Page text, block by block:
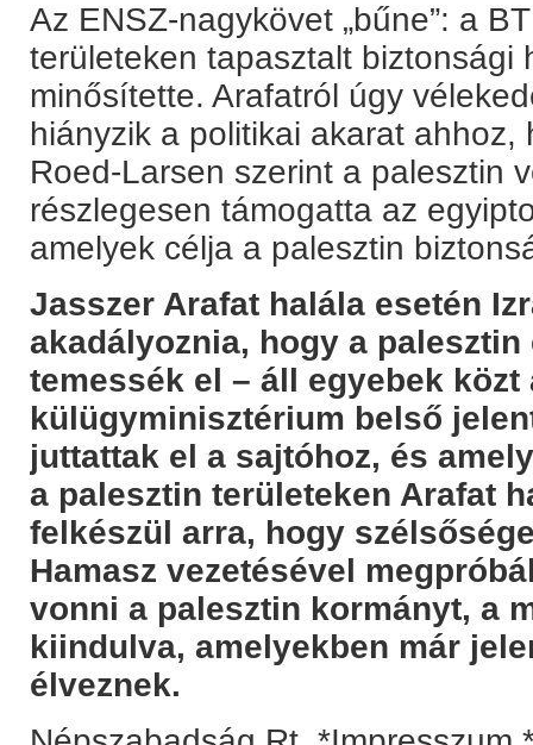
Az ENSZ-nagykövet „bűne”: a
területeken tapasztalt biztonsági
minősítette. Arafatról úgy
hiányzik a politikai akarat
Roed-Larsen szerint a palesztin
részlegesen támogatta az
amelyek célja a palesztin
Jasszer Arafat halála esetén
akadályoznia, hogy a
temessék el – áll egyebek közt
külügyminisztérium belső
juttattak el a sajtóhoz, és
a palesztin területeken Arafat
felkészül arra, hogy
Hamasz vezetésével
vonni a palesztin kormányt, a
kiindulva, amelyekben már
élveznek.